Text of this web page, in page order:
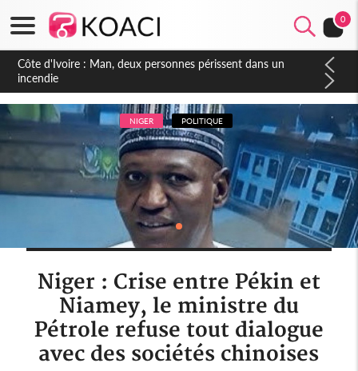
0
Côte d'Ivoire : Séileu, la célébration de la fête nationale
transformée en vaste campagne contre les produits
dépigmentants dangereux
NIGER POLITIQUE
Niger : Crise entre Pékin et
Niamey, le ministre du
Pétrole refuse tout dialogue
avec des sociétés chinoises